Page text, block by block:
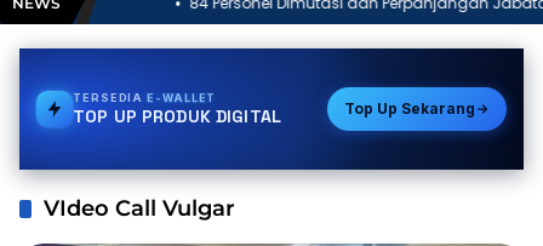
Tanggamus Tekankan Integritas
TERSEDIABPJS
TOP UP PRODUK DIGITAL Top Up Sekarang
VIdeo Call Vulgar